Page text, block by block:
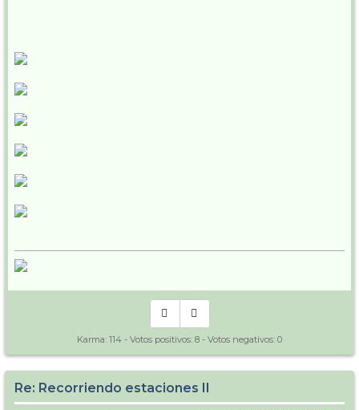
Karma: 114 - Votos positivos: 8 - Votos negativos: 0
Re: Recorriendo estaciones II